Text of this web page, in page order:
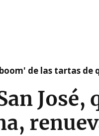
de las tartas de
José,